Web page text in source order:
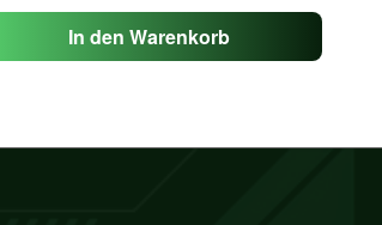
In den Warenkorb